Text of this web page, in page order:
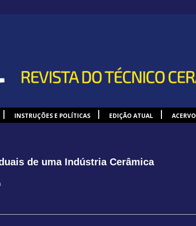
INSTRUÇÕES E POLÍTICAS EDIÇÃO ATUAL ACERVO
de uma Indústria Cerâmica